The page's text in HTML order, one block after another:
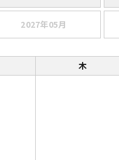
2027年05月
木